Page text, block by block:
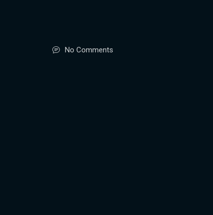
No Comments